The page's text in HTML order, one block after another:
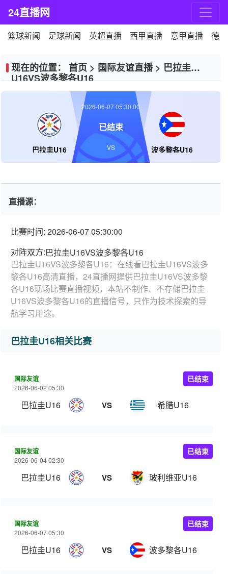
24直播网
篮球新闻 足球新闻 英超直播 西甲直播 意甲直播 德
现在的位置： 首页 > 国际友谊直播> 巴拉圭
U16VS波多黎各U16
巴拉圭U16 波多黎各U16
2026-06-07 05:30:00
已结束
VS
直播源：
比赛时间: 2026-06-07 05:30:00
对阵双方:巴拉圭U16VS波多黎各U16
巴拉圭U16VS波多黎各U16：在线看巴拉圭U16VS波多
黎各U16高清直播，24直播网提供巴拉圭U16VS波多黎
各U16现场比赛直播视频，本站不制作、不存储巴拉圭
U16VS波多黎各U16的直播信号，只作为技术探索的导
航学习用途。
巴拉圭U16相关比赛
国际友谊
2026-06-02 05:30
巴拉圭U16 VS 希腊U16
已结束
国际友谊
2026-06-04 02:30
巴拉圭U16 VS 玻利维亚U16
已结束
国际友谊
2026-06-07 05:30
巴拉圭U16 VS 波多黎各U16
已结束